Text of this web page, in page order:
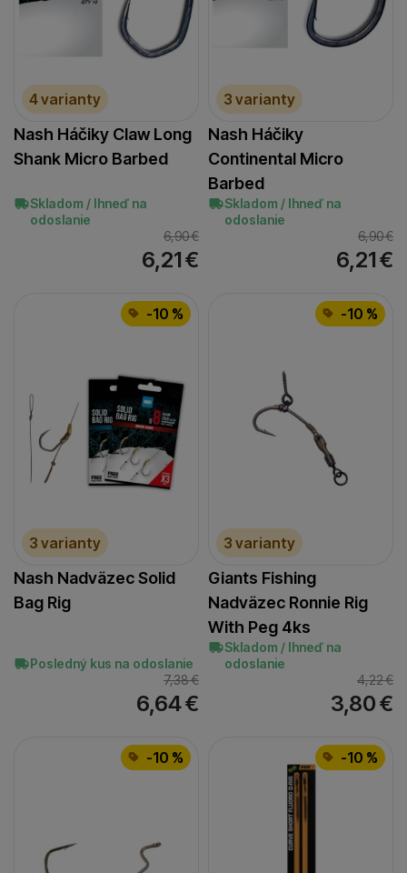
4 varianty
Nash Háčiky Claw Long
Shank Micro Barbed
Skladom / Ihneď na
odoslanie
6,90€
6,21€
3 varianty
Nash Háčiky
Continental Micro
Barbed
Skladom / Ihneď na
odoslanie
6,90€
6,21€
-10 %
3 varianty
Nash Nadväzec Solid
Bag Rig
Posledný kus na odoslanie
7,38€
6,64€
-10 %
3 varianty
Giants Fishing
Nadväzec Ronnie Rig
With Peg 4ks
Skladom / Ihneď na
odoslanie
4,22€
3,80€
-10 % -10 %